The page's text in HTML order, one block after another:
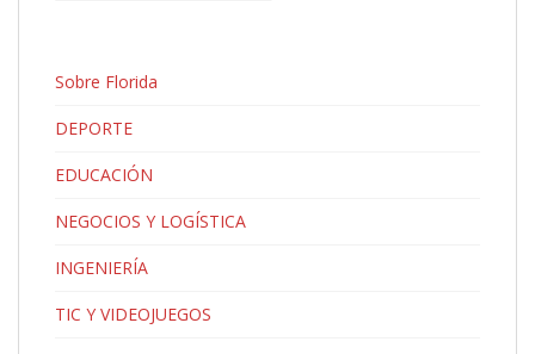
Sobre Florida
DEPORTE
EDUCACIÓN
NEGOCIOS Y LOGÍSTICA
INGENIERÍA
TIC Y VIDEOJUEGOS